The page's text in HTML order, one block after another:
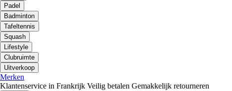
Padel
Badminton
Tafeltennis
Squash
Lifestyle
Clubruimte
Uitverkoop
Merken
Klantenservice in Frankrijk Veilig betalen Gemakkelijk retourneren